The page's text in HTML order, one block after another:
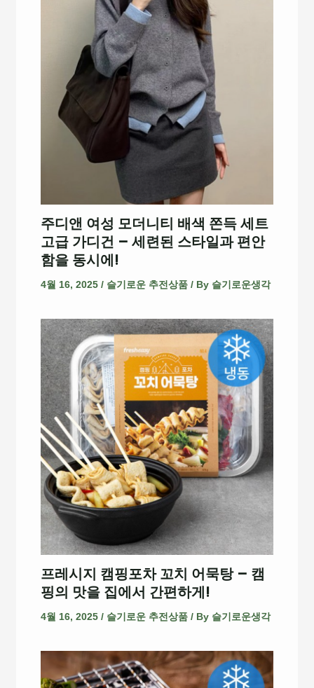
주디앤 여성 모더니티 배색 쫀득 세트
고급 가디건 – 세련된 스타일과 편안
함을 동시에!
4월 16, 2025 / 슬기로운 추전상품/ By 슬기로운생각
프레시지 캠핑포차 꼬치 어묵탕 – 캠
핑의 맛을 집에서 간편하게!
4월 16, 2025 / 슬기로운 추전상품/ By 슬기로운생각